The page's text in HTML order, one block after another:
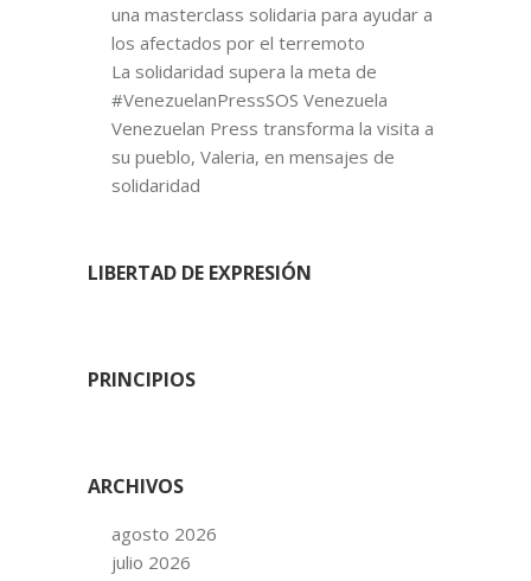
una masterclass solidaria para ayudar a
los afectados por el terremoto
La solidaridad supera la meta de
#VenezuelanPressSOS Venezuela
Venezuelan Press transforma la visita a
su pueblo, Valeria, en mensajes de
solidaridad
LIBERTAD DE EXPRESIÓN
PRINCIPIOS
ARCHIVOS
agosto 2026
julio 2026